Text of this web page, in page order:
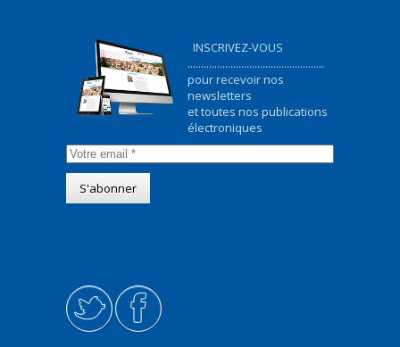
INSCRIVEZ-VOUS
...................................................
pour recevoir nos
newsletters
et toutes nos publications
électroniques